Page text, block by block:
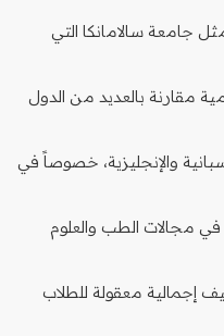
جامعة سالامانكا التي
مقارنة بالعديد من الدول
والإنجليزية، خصوصاً في
في مجالات الطب والعلوم
إجمالية معقولة للطلاب